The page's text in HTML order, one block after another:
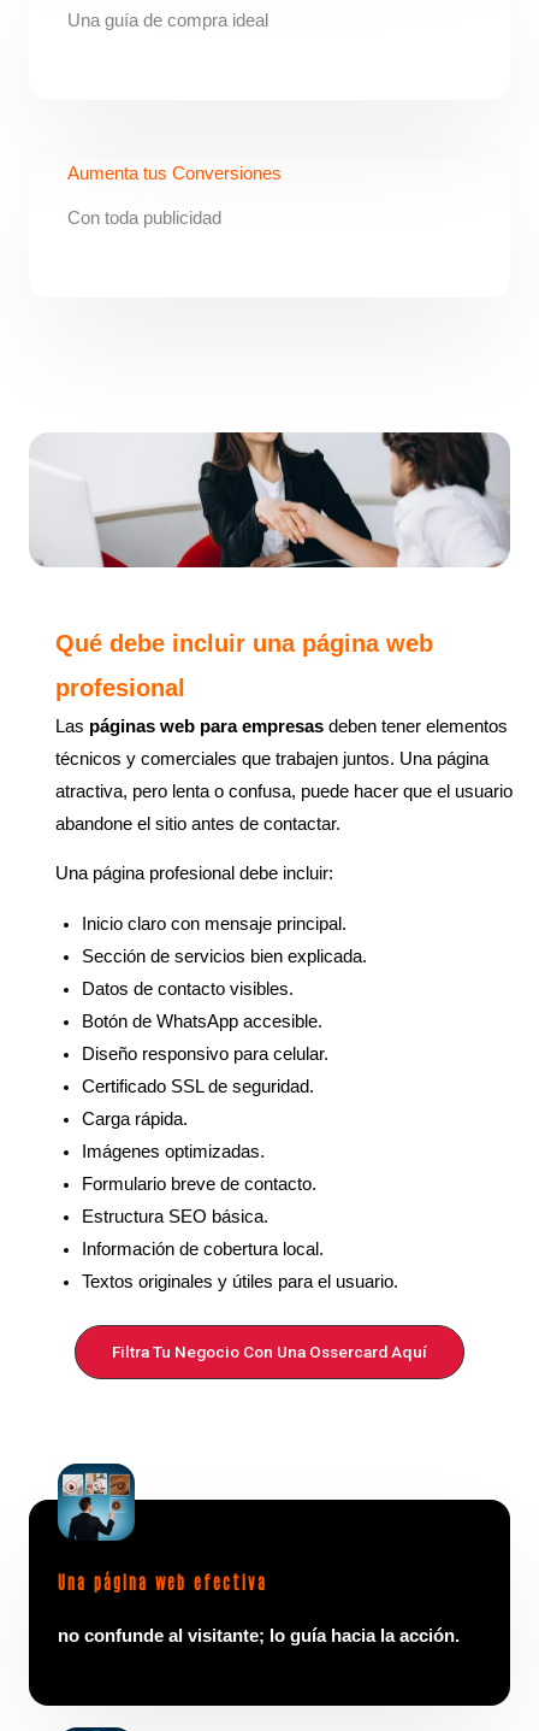
Una guía de compra ideal
Aumenta tus Conversiones
Con toda publicidad
Qué debe incluir una página web
profesional
Las páginas web para empresasdeben tener elementos
técnicos y comerciales que trabajen juntos. Una página
atractiva, pero lenta o confusa, puede hacer que el usuario
abandone el sitio antes de contactar.
Una página profesional debe incluir:
Inicio claro con mensaje principal.
Sección de servicios bien explicada.
Datos de contacto visibles.
Botón de WhatsApp accesible.
Diseño responsivo para celular.
Certificado SSL de seguridad.
Carga rápida.
Imágenes optimizadas.
Formulario breve de contacto.
Estructura SEO básica.
Información de cobertura local.
Textos originales y útiles para el usuario.
Filtra Tu Negocio Con Una Ossercard Aquí
Una página web efectiva
no confunde al visitante; lo guía hacia la acción.